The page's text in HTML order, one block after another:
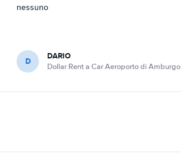
nessuno
D DARIO
Dollar Rent a Car Aeroporto di Amburgo